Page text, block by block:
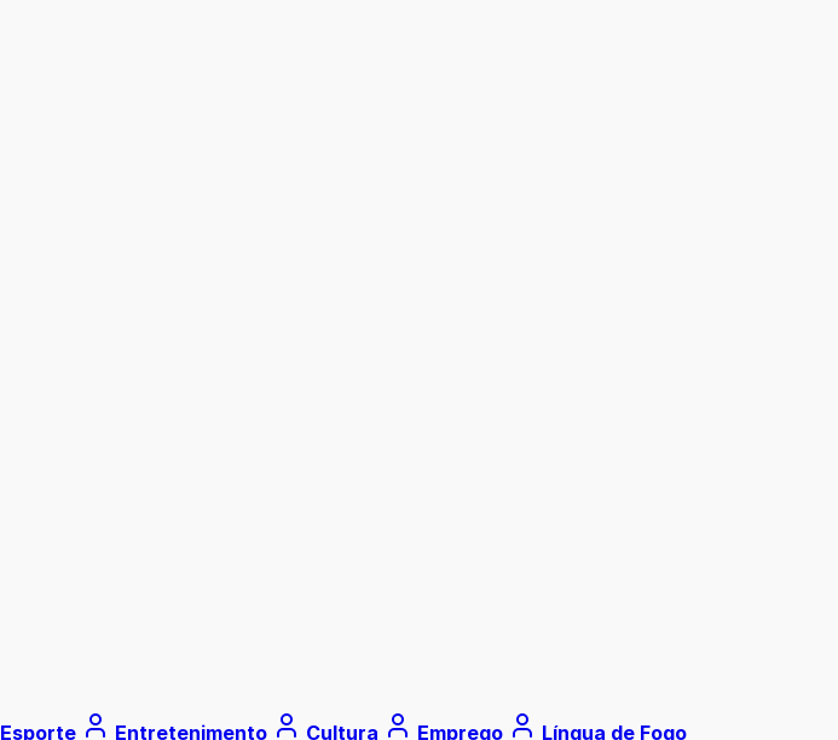
Esporte Entretenimento Cultura Emprego Língua de Fogo